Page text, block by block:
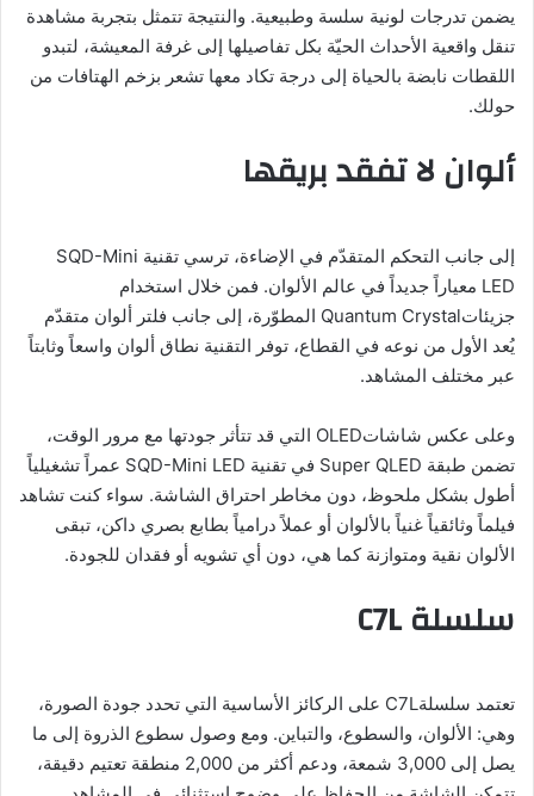
يضمن تدرجات لونية سلسة وطبيعية. والنتيجة تتمثل بتجربة مشاهدة
تنقل واقعية الأحداث الحيّة بكل تفاصيلها إلى غرفة المعيشة، لتبدو
اللقطات نابضة بالحياة إلى درجة تكاد معها تشعر بزخم الهتافات من
حولك.
ألوان لا تفقد بريقها
إلى جانب التحكم المتقدّم في الإضاءة، ترسي تقنية SQD-Mini
LED معياراً جديداً في عالم الألوان. فمن خلال استخدام
جزيئاتQuantum Crystal المطوّرة، إلى جانب فلتر ألوان متقدّم
يُعد الأول من نوعه في القطاع، توفر التقنية نطاق ألوان واسعاً وثابتاً
عبر مختلف المشاهد.
وعلى عكس شاشاتOLED التي قد تتأثر جودتها مع مرور الوقت،
تضمن طبقة Super QLED في تقنية SQD-Mini LED عمراً تشغيلياً
أطول بشكل ملحوظ، دون مخاطر احتراق الشاشة. سواء كنت تشاهد
فيلماً وثائقياً غنياً بالألوان أو عملاً درامياً بطابع بصري داكن، تبقى
الألوان نقية ومتوازنة كما هي، دون أي تشويه أو فقدان للجودة.
سلسلة C7L
تعتمد سلسلةC7L على الركائز الأساسية التي تحدد جودة الصورة،
وهي: الألوان، والسطوع، والتباين. ومع وصول سطوع الذروة إلى ما
يصل إلى 3,000 شمعة، ودعم أكثر من 2,000 منطقة تعتيم دقيقة،